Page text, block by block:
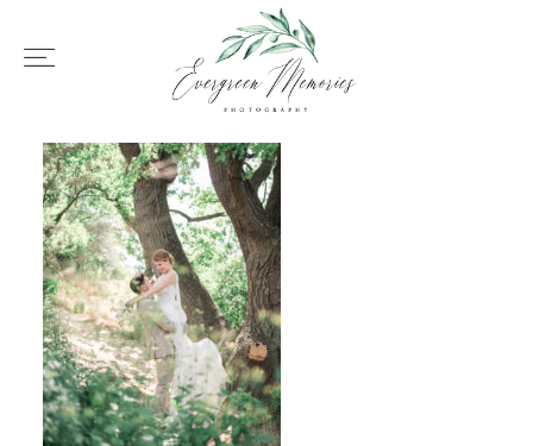
HOME
ÜBER UNS
HOCHZEIT
REPORTAGEN